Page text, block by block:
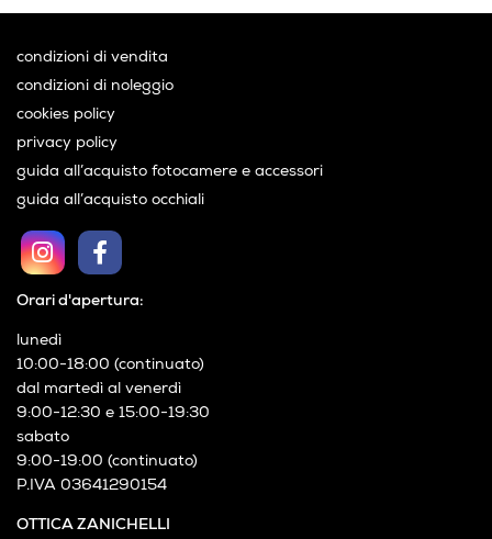
OTTICA ZANICHELLI
Orari d'apertura:
lunedì
10:00-18:00 (continuato)
dal martedì al venerdì
9:00-12:30 e 15:00-19:30
sabato
9:00-19:00 (continuato)
P.IVA 03641290154
condizioni di vendita
condizioni di noleggio
cookies policy
privacy policy
guida all’acquisto fotocamere e accessori
guida all’acquisto occhiali